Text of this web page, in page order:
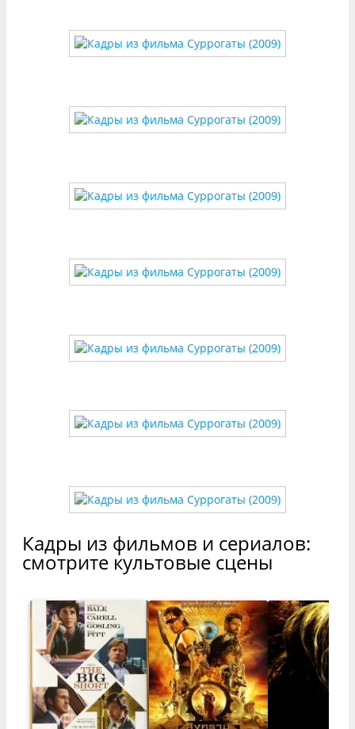
Кадры из фильмов и сериалов:
смотрите культовые сцены